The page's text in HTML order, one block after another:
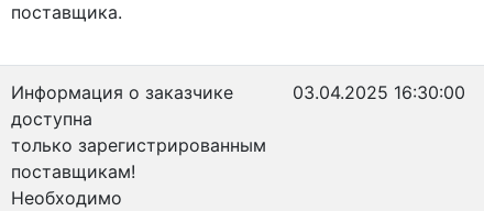
поставщика.
Информация о заказчике
доступна
только зарегистрированным
поставщикам!
Необходимо
03.04.2025 16:30:00